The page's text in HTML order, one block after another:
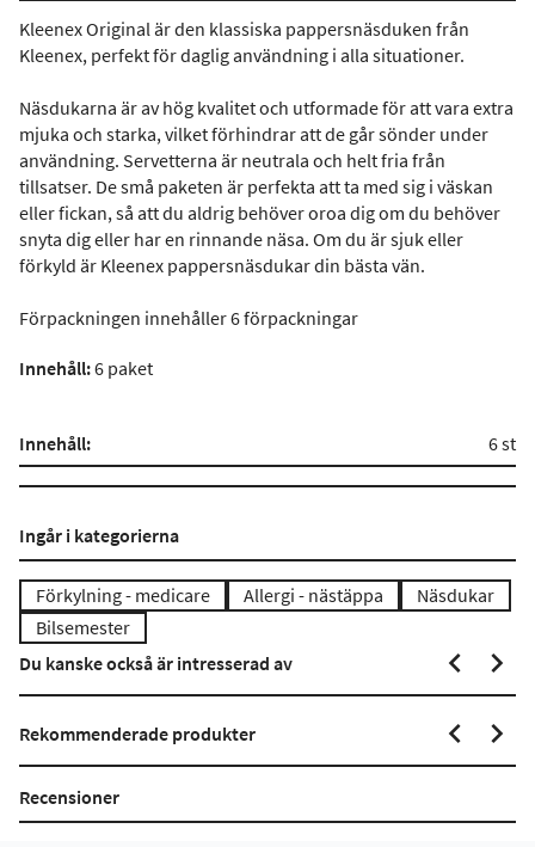
Kleenex Original är den klassiska pappersnäsduken från
Kleenex, perfekt för daglig användning i alla situationer.
Näsdukarna är av hög kvalitet och utformade för att vara extra
mjuka och starka, vilket förhindrar att de går sönder under
användning. Servetterna är neutrala och helt fria från
tillsatser. De små paketen är perfekta att ta med sig i väskan
eller fickan, så att du aldrig behöver oroa dig om du behöver
snyta dig eller har en rinnande näsa. Om du är sjuk eller
förkyld är Kleenex pappersnäsdukar din bästa vän.
Förpackningen innehåller 6 förpackningar
Innehåll:6 paket
Innehåll: 6 st
Ingår i kategorierna
Förkylning - medicare Allergi - nästäppa
Näsdukar
Bilsemester
Du kanske också är intresserad av
Rekommenderade produkter
Recensioner